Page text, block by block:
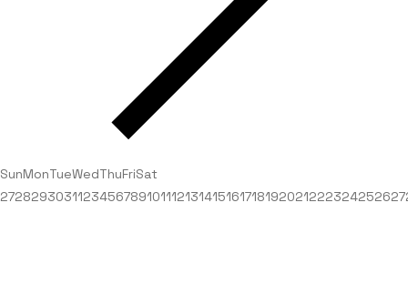
SunMonTueWedThuFriSat
2728293031123456789101112131415161718192021222324252627